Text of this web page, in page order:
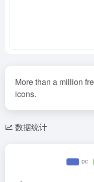
More than a million
icons.
数据统计